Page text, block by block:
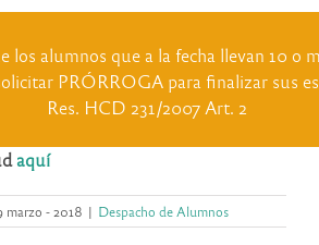
los alumnos que a la fecha llevan 10 o
PRÓRROGA para finalizar sus
Res. HCD 231/2007 Art. 2
aquí
marzo - 2018 | Despacho de Alumnos